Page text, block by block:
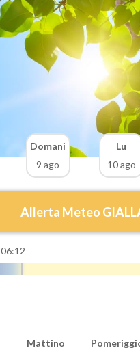
Domani
9 ago
Lu
10 ago
Allerta Meteo
06:12
Mattino